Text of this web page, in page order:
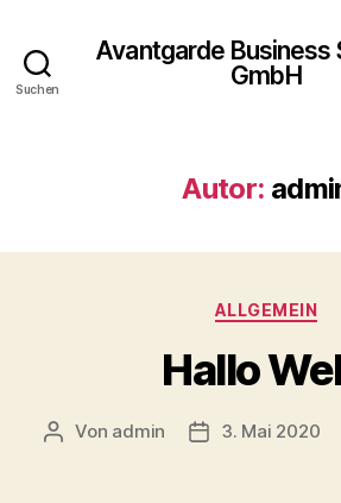
Suchen
Avantgarde Business
GmbH
Autor:
ALLGEMEIN
Hallo
Von admin 3. Mai 2020